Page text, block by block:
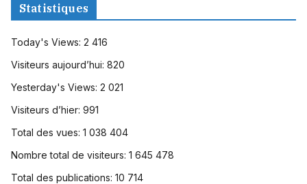
Statistiques
Today's Views: 2 416
Visiteurs aujourd’hui: 820
Yesterday's Views: 2 021
Visiteurs d’hier: 991
Total des vues: 1 038 404
Nombre total de visiteurs: 1 645 478
Total des publications: 10 714